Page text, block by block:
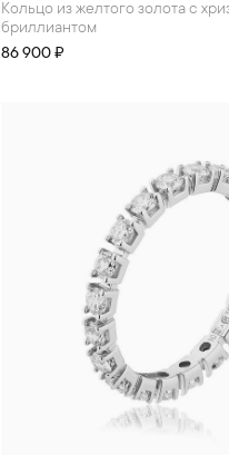
Кольцо из желтого золота с хризопразом и
бриллиантом
86 900 ₽